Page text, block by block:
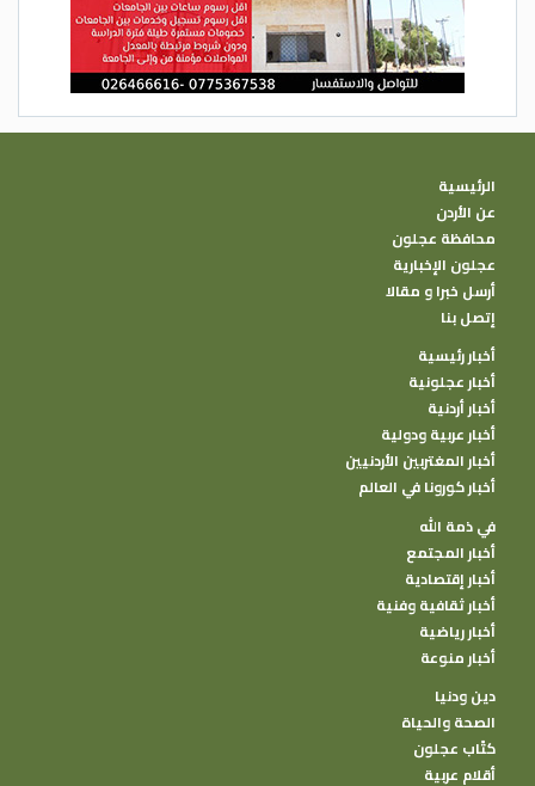
الرئيسية
عن الأردن
محافظة عجلون
عجلون الإخبارية
أرسل خبرا و مقالا
إتصل بنا
أخبار رئيسية
أخبار عجلونية
أخبار أردنية
أخبار عربية ودولية
أخبار المغتربين الأردنيين
أخبار كورونا في العالم
في ذمة الله
أخبار المجتمع
أخبار إقتصادية
أخبار ثقافية وفنية
أخبار رياضية
أخبار منوعة
دين ودنيا
الصحة والحياة
كتًاب عجلون
أقلام عربية